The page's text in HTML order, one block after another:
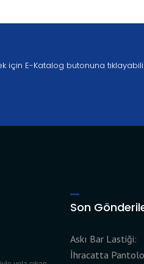
için E-Katalog butonuna
Son
Askı Bar Lastiği:
İhracatta